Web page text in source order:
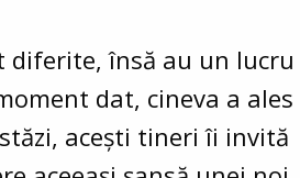
diferite, însă au un lucru
dat, cineva a ales
acești tineri îi invită